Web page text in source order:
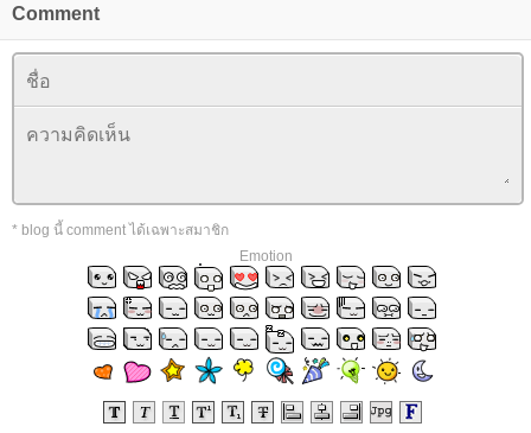
Comment
* blog นี้ comment ได้เฉพาะสมาชิก
Emotion